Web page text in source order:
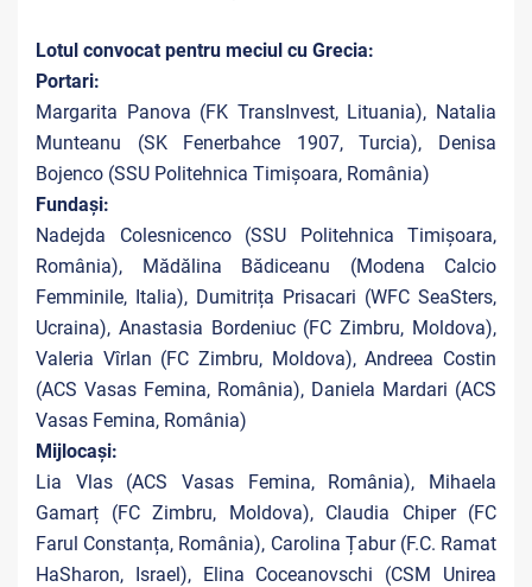
Lotul convocat pentru meciul cu Grecia:
Portari:
Margarita Panova (FK TransInvest, Lituania), Natalia
Munteanu (SK Fenerbahce 1907, Turcia), Denisa
Bojenco (SSU Politehnica Timișoara, România)
Fundași:
Nadejda Colesnicenco (SSU Politehnica Timișoara,
România), Mădălina Bădiceanu (Modena Calcio
Femminile, Italia), Dumitrița Prisacari (WFC SeaSters,
Ucraina), Anastasia Bordeniuc (FC Zimbru, Moldova),
Valeria Vîrlan (FC Zimbru, Moldova), Andreea Costin
(ACS Vasas Femina, România), Daniela Mardari (ACS
Vasas Femina, România)
Mijlocași:
Lia Vlas (ACS Vasas Femina, România), Mihaela
Gamarț (FC Zimbru, Moldova), Claudia Chiper (FC
Farul Constanța, România), Carolina Țabur (F.C. Ramat
HaSharon, Israel), Elina Coceanovschi (CSM Unirea